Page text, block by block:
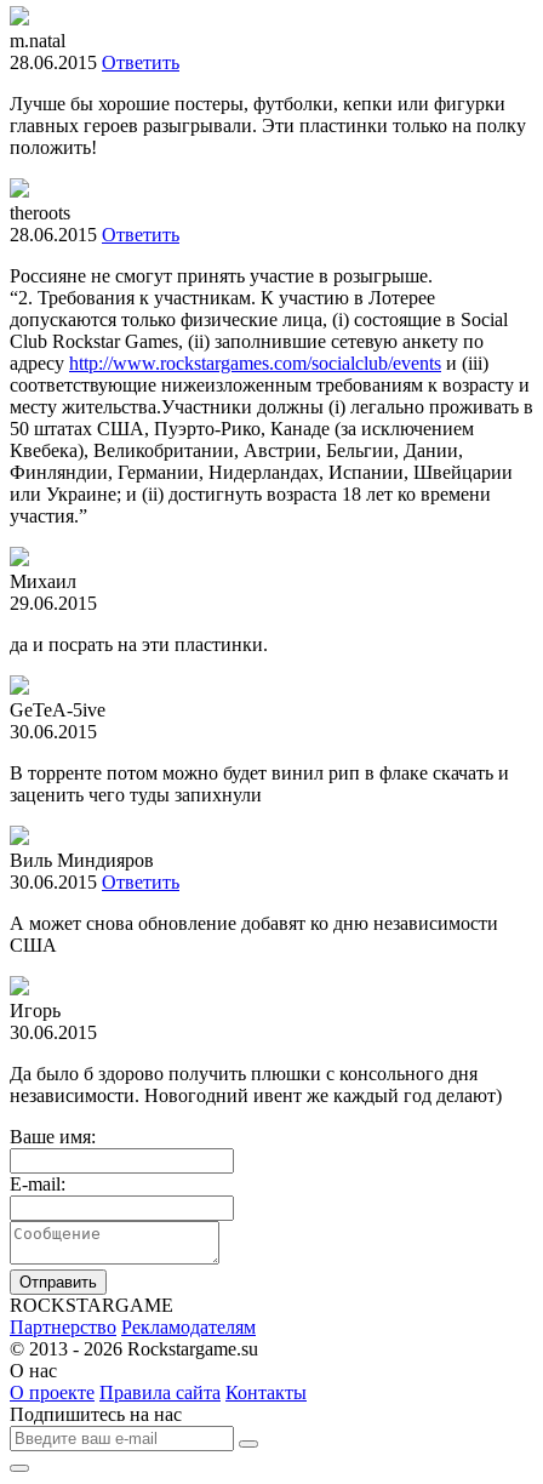
m.natal
28.06.2015 Ответить
Лучше бы хорошие постеры, футболки, кепки или фигурки
главных героев разыгрывали. Эти пластинки только на полку
положить!
theroots
28.06.2015 Ответить
Россияне не смогут принять участие в розыгрыше.
“2. Требования к участникам. К участию в Лотерее
допускаются только физические лица, (i) состоящие в Social
Club Rockstar Games, (ii) заполнившие сетевую анкету по
адресу http://www.rockstargames.com/socialclub/events и (iii)
соответствующие нижеизложенным требованиям к возрасту и
месту жительства.Участники должны (i) легально проживать в
50 штатах США, Пуэрто-Рико, Канаде (за исключением
Квебека), Великобритании, Австрии, Бельгии, Дании,
Финляндии, Германии, Нидерландах, Испании, Швейцарии
или Украине; и (ii) достигнуть возраста 18 лет ко времени
участия.”
Михаил
29.06.2015
да и посрать на эти пластинки.
GeTeA-5ive
30.06.2015
В торренте потом можно будет винил рип в флаке скачать и
заценить чего туды запихнули
Виль Миндияров
30.06.2015 Ответить
А может снова обновление добавят ко дню независимости
США
Игорь
30.06.2015
Да было б здорово получить плюшки с консольного дня
независимости. Новогодний ивент же каждый год делают)
Ваше имя:
E-mail:
Отправить
ROCKSTARGAME
Партнерство Рекламодателям
© 2013 - 2026 Rockstargame.su
О нас
О проекте Правила сайта Контакты
Подпишитесь на нас